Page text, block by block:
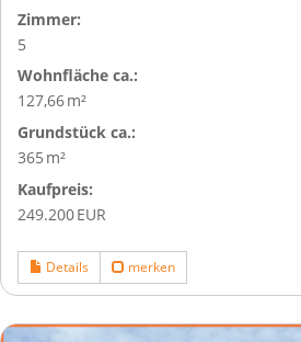
Zimmer:
5
Wohnfläche ca.:
127,66 m²
Grund­stück ca.:
365 m²
Kaufpreis:
249.200 EUR
Details merken